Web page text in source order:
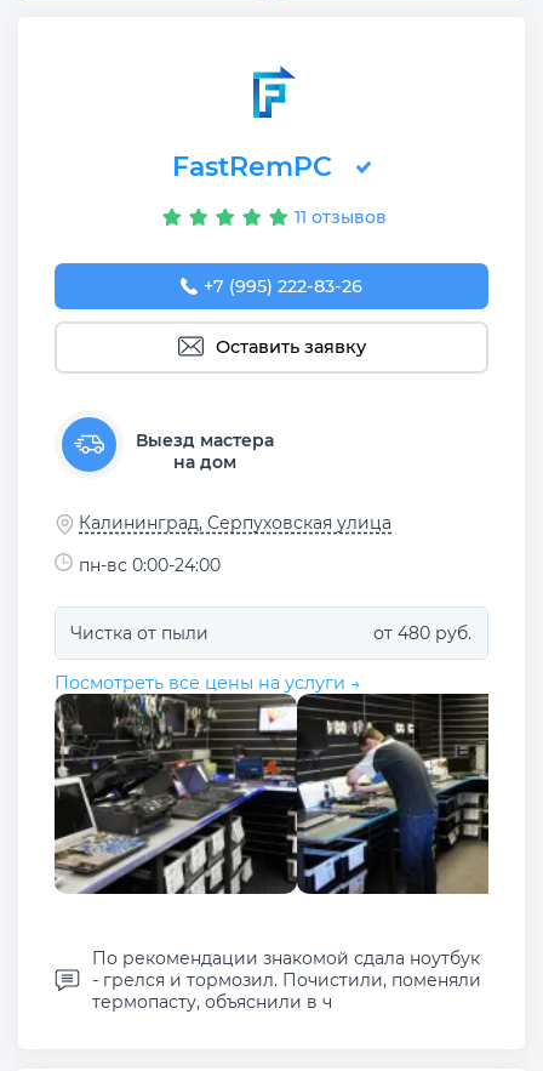
FastRemPC
11 отзывов
+7 (995) 222-83-26
Оставить заявку
Выезд мастера
на дом
Калининград, Серпуховская улица
пн-вс 0:00-24:00
Чистка от пыли от 480 руб.
Посмотреть все цены на услуги →
По рекомендации знакомой сдала ноутбук
- грелся и тормозил. Почистили, поменяли
термопасту, объяснили в ч